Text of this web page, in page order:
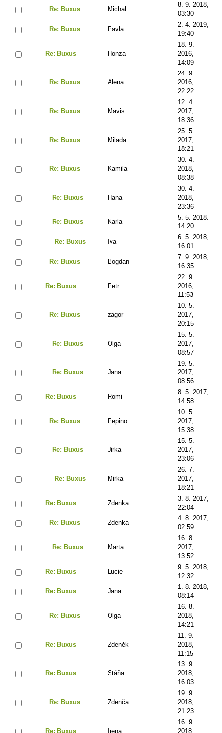
Re: Buxus Michal
8. 9. 2018,
03:30
Re: Buxus Pavla
2. 4. 2019,
19:40
Re: Buxus Honza
18. 9.
2016,
14:09
Re: Buxus Alena
24. 9.
2016,
22:22
Re: Buxus Mavis
12. 4.
2017,
18:36
Re: Buxus Milada
25. 5.
2017,
18:21
Re: Buxus Kamila
30. 4.
2018,
08:38
Re: Buxus Hana
30. 4.
2018,
23:36
Re: Buxus Karla
5. 5. 2018,
14:20
Re: Buxus Iva
6. 5. 2018,
16:01
Re: Buxus Bogdan
7. 9. 2018,
16:35
Re: Buxus Petr
22. 9.
2016,
11:53
Re: Buxus zagor
10. 5.
2017,
20:15
Re: Buxus Olga
15. 5.
2017,
08:57
Re: Buxus Jana
19. 5.
2017,
08:56
Re: Buxus Romi
8. 5. 2017,
14:58
Re: Buxus Pepino
10. 5.
2017,
15:38
Re: Buxus Jirka
15. 5.
2017,
23:06
Re: Buxus Mirka
26. 7.
2017,
18:21
Re: Buxus Zdenka
3. 8. 2017,
22:04
Re: Buxus Zdenka
4. 8. 2017,
02:59
Re: Buxus Marta
16. 8.
2017,
13:52
Re: Buxus Lucie
9. 5. 2018,
12:32
Re: Buxus Jana
1. 8. 2018,
08:14
Re: Buxus Olga
16. 8.
2018,
14:21
Re: Buxus Zdeněk
11. 9.
2018,
11:15
Re: Buxus Stáňa
13. 9.
2018,
16:03
Re: Buxus Zdenča
19. 9.
2018,
21:23
Re: Buxus Irena
16. 9.
2018,